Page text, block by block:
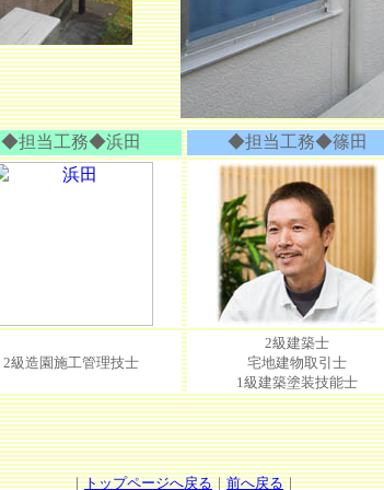
◆担当工務◆浜田 ◆担当工務◆篠田
2級造園施工管理技士
2級建築士
宅地建物取引士
1級建築塗装技能士
｜トップページへ戻る｜前へ戻る｜